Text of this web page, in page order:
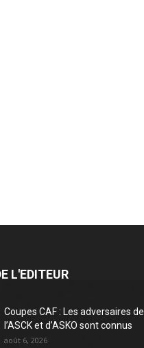
L'EDITEUR
Coupes CAF : Les adversaires de
l’ASCK et d’ASKO sont connus
août 6, 2026